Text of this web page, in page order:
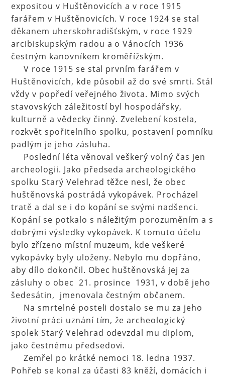
expositou v Huštěnovicích a v roce 1915
farářem v Huštěnovicích. V roce 1924 se stal
děkanem uherskohradišťským, v roce 1929
arcibiskupským radou a o Vánocích 1936
čestným kanovníkem kroměřížským.
V roce 1915 se stal prvním farářem v
Huštěnovicích, kde působil až do své smrti. Stál
vždy v popředí veřejného života. Mimo svých
stavovských záležitostí byl hospodářsky,
kulturně a vědecky činný. Zvelebení kostela,
rozkvět spořitelního spolku, postavení pomníku
padlým je jeho zásluha.
Poslední léta věnoval veškerý volný čas jen
archeologii. Jako předseda archeologického
spolku Starý Velehrad těžce nesl, že obec
huštěnovská postrádá vykopávek. Procházel
tratě a dal se i do kopání se svými nadšenci.
Kopání se potkalo s náležitým porozuměním a s
dobrými výsledky vykopávek. K tomuto účelu
bylo zřízeno místní muzeum, kde veškeré
vykopávky byly uloženy. Nebylo mu dopřáno,
aby dílo dokončil. Obec huštěnovská jej za
zásluhy o obec 21. prosince 1931, v době jeho
šedesátin, jmenovala čestným občanem.
Na smrtelné posteli dostalo se mu za jeho
životní práci uznání tím, že archeologický
spolek Starý Velehrad odevzdal mu diplom,
jako čestnému předsedovi.
Zemřel po krátké nemoci 18. ledna 1937.
Pohřeb se konal za účasti 83 kněží, domácích i